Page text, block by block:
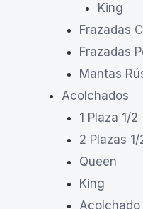
King
Frazadas
Frazadas
Mantas
Acolchados
1 Plaza 1/2
2 Plazas 1/
Queen
King
Acolchado